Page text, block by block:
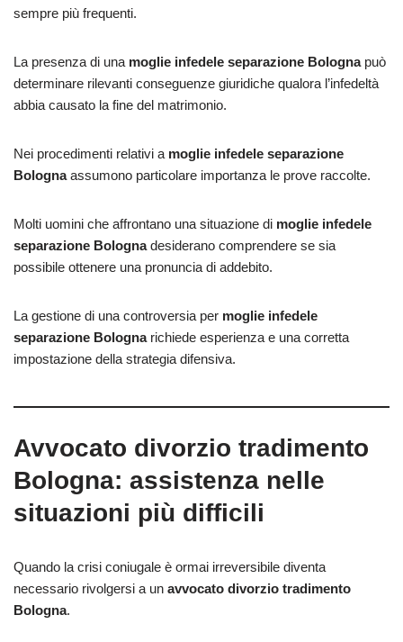
sempre più frequenti.
La presenza di una moglie infedele separazione Bolognapuò
determinare rilevanti conseguenze giuridiche qualora l’infedeltà
abbia causato la fine del matrimonio.
Nei procedimenti relativi a moglie infedele separazione
Bolognaassumono particolare importanza le prove raccolte.
Molti uomini che affrontano una situazione di moglie infedele
separazione Bolognadesiderano comprendere se sia
possibile ottenere una pronuncia di addebito.
La gestione di una controversia per moglie infedele
separazione Bolognarichiede esperienza e una corretta
impostazione della strategia difensiva.
Avvocato divorzio tradimento
Bologna: assistenza nelle
situazioni più difficili
Quando la crisi coniugale è ormai irreversibile diventa
necessario rivolgersi a un avvocato divorzio tradimento
Bologna.